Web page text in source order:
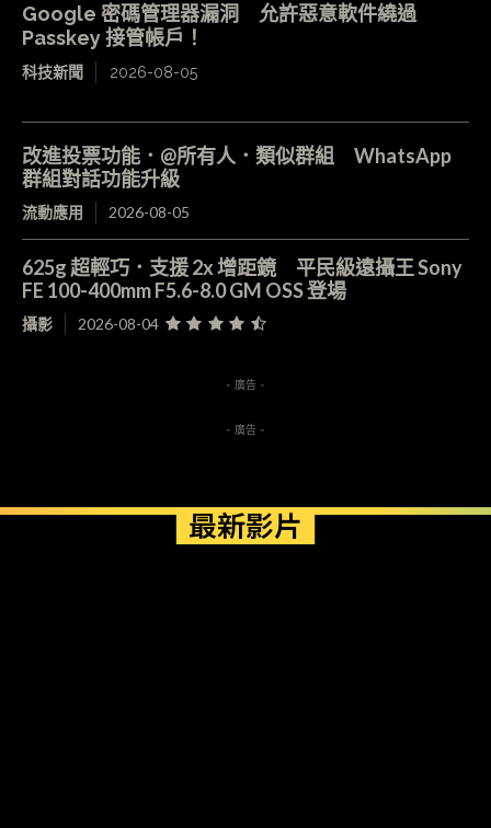
Google 密碼管理器漏洞 允許惡意軟件繞過
Passkey 接管帳戶！
科技新聞 2026-08-05
改進投票功能．@所有人．類似群組 WhatsApp
群組對話功能升級
流動應用 2026-08-05
625g 超輕巧．支援 2x 增距鏡 平民級遠攝王 Sony
FE 100-400mm F5.6-8.0 GM OSS 登場
攝影 2026-08-04
- 廣告 -
- 廣告 -
最新影片